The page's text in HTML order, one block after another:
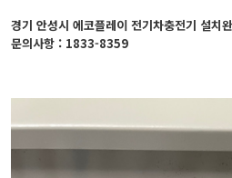
경기 안성시 에코플레이 전기차충전기 설치
문의사항 : 1833-8359